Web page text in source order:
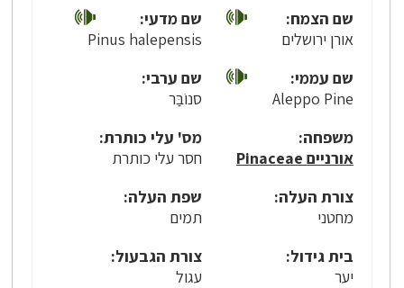
שם הצמח:
אורן ירושלים
שם מדעי:
Pinus halepensis
שם עממי:
Aleppo Pine
שם ערבי:
סנוֹבַּר
משפחה:
אורניים Pinaceae
מס' עלי כותרת:
חסר עלי כותרת
צורת העלה:
מחטני
שפת העלה:
תמים
בית גידול:
יער
צורת הגבעול:
עגול